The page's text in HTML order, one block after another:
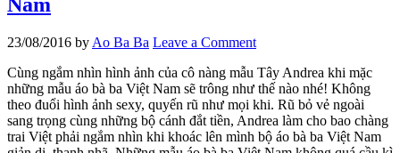
23/08/2016 by Ao Ba Ba Leave a Comment
Cùng ngắm nhìn hình ảnh của cô nàng mẫu Tây Andrea khi mặc
những mẫu áo bà ba Việt Nam sẽ trông như thế nào nhé! Không
theo đuổi hình ảnh sexy, quyến rũ như mọi khi. Rũ bỏ vẻ ngoài
sang trọng cùng những bộ cánh đắt tiền, Andrea làm cho bao chàng
trai Việt phải ngắm nhìn khi khoác lên mình bộ áo bà ba Việt Nam